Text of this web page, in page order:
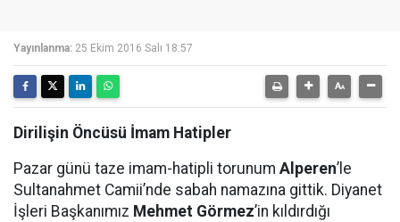
Yayınlanma: 25 Ekim 2016 Salı 18:57
Dirilişin Öncüsü İmam Hatipler
Pazar günü taze imam-hatipli torunum Alperen’le
Sultanahmet Camii’nde sabah namazına gittik. Diyanet
İşleri Başkanımız Mehmet Görmez’in kıldırdığı